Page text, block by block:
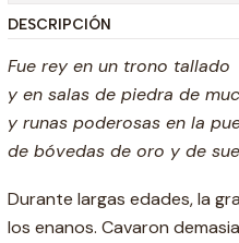
DESCRIPCIÓN
Fue rey en un trono tallado
y en salas de piedra de
y runas poderosas en la
de bóvedas de oro y de
Durante largas edades, la
los enanos. Cavaron